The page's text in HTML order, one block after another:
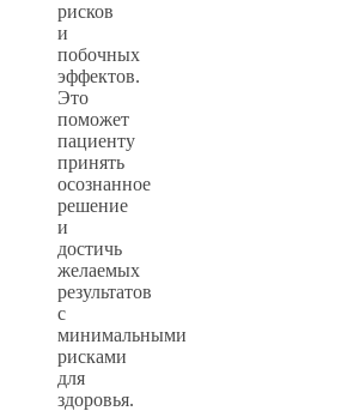
рисков
и
побочных
эффектов.
Это
поможет
пациенту
принять
осознанное
решение
и
достичь
желаемых
результатов
с
минимальными
рисками
для
здоровья.